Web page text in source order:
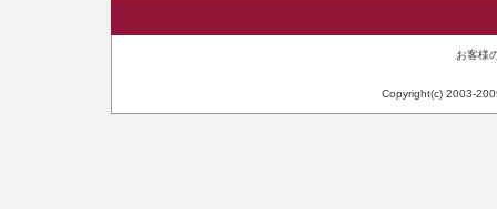
お客様
Copyright(c) 2003-